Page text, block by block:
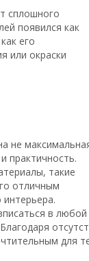
сплошного
появился как
его
или окраски
не
практичность.
такие
отличным
в любой
для